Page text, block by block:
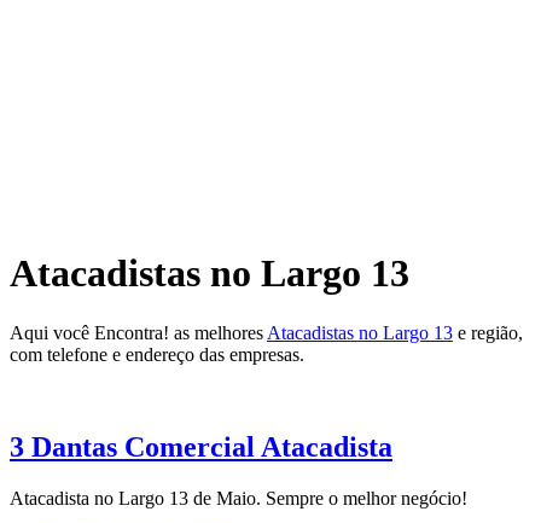
Atacadistas no Largo 13
Aqui você Encontra! as melhores Atacadistas no Largo 13 e região,
com telefone e endereço das empresas.
3 Dantas Comercial Atacadista
Atacadista no Largo 13 de Maio. Sempre o melhor negócio!